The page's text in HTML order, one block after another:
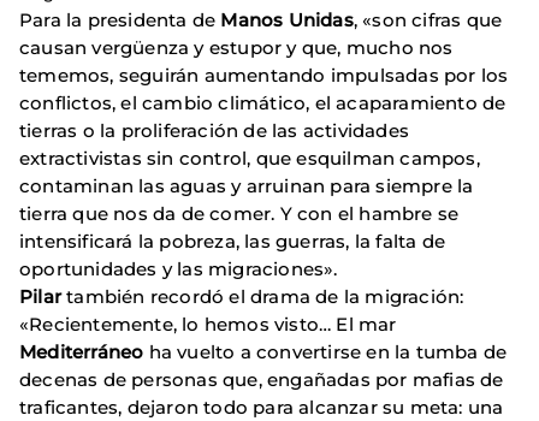
Para la presidenta de Manos Unidas, «son cifras que
causan vergüenza y estupor y que, mucho nos
tememos, seguirán aumentando impulsadas por los
conflictos, el cambio climático, el acaparamiento de
tierras o la proliferación de las actividades
extractivistas sin control, que esquilman campos,
contaminan las aguas y arruinan para siempre la
tierra que nos da de comer. Y con el hambre se
intensificará la pobreza, las guerras, la falta de
oportunidades y las migraciones».
Pilartambién recordó el drama de la migración:
«Recientemente, lo hemos visto… El mar
Mediterráneo ha vuelto a convertirse en la tumba de
decenas de personas que, engañadas por mafias de
traficantes, dejaron todo para alcanzar su meta: una